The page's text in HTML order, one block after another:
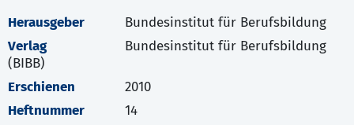
Herausgeber
Bundesinstitut für Berufsbildung
Verlag
Bundesinstitut für Berufsbildung
(BIBB)
Erschienen
2010
Heftnummer
14